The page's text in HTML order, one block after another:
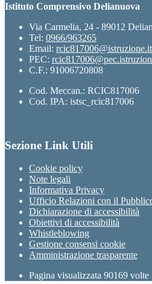
Istituto Comprensivo Delianuova
Via Carmelia, 24 - 89012
Tel: 0966/963265
Email: rcic817006@istruzione.it
PEC:
C.F.: 91006720808
Cod. Meccan.: RCIC817006
Cod. IPA: istsc_rcic817006
Sezione Link Utili
Cookie policy
Note legali
Informativa Privacy
Ufficio Relazioni con il
Dichiarazione di accessibilità
Obiettivi di accessibilità
Whistleblowing
Gestione consensi cookie
Amministrazione trasparente
Pagina visualizzata 90169 volte